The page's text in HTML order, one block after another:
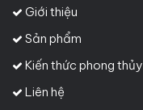
Giới thiệu
Sản phẩm
Kiến thức phong thủy
Liên hệ